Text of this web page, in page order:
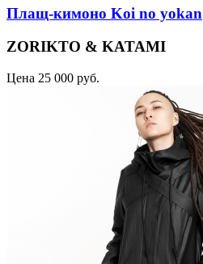
Плащ-кимоно Koi no yokan
ZORIKTO & KATAMI
Цена 25 000 руб.